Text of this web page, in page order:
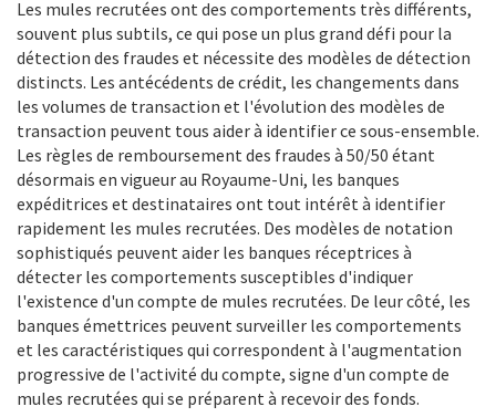
Les mules recrutées ont des comportements très différents,
souvent plus subtils, ce qui pose un plus grand défi pour la
détection des fraudes et nécessite des modèles de détection
distincts. Les antécédents de crédit, les changements dans
les volumes de transaction et l'évolution des modèles de
transaction peuvent tous aider à identifier ce sous-ensemble.
Les règles de remboursement des fraudes à 50/50 étant
désormais en vigueur au Royaume-Uni, les banques
expéditrices et destinataires ont tout intérêt à identifier
rapidement les mules recrutées. Des modèles de notation
sophistiqués peuvent aider les banques réceptrices à
détecter les comportements susceptibles d'indiquer
l'existence d'un compte de mules recrutées. De leur côté, les
banques émettrices peuvent surveiller les comportements
et les caractéristiques qui correspondent à l'augmentation
progressive de l'activité du compte, signe d'un compte de
mules recrutées qui se préparent à recevoir des fonds.